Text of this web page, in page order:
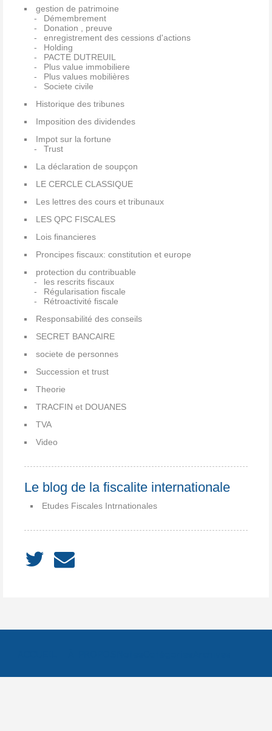
gestion de patrimoine
Démembrement
Donation , preuve
enregistrement des cessions d'actions
Holding
PACTE DUTREUIL
Plus value immobiliere
Plus values mobilières
Societe civile
Historique des tribunes
Imposition des dividendes
Impot sur la fortune
Trust
La déclaration de soupçon
LE CERCLE CLASSIQUE
Les lettres des cours et tribunaux
LES QPC FISCALES
Lois financieres
Proncipes fiscaux: constitution et europe
protection du contribuable
les rescrits fiscaux
Régularisation fiscale
Rétroactivité fiscale
Responsabilité des conseils
SECRET BANCAIRE
societe de personnes
Succession et trust
Theorie
TRACFIN et DOUANES
TVA
Video
Le blog de la fiscalite internationale
Etudes Fiscales Intrnationales